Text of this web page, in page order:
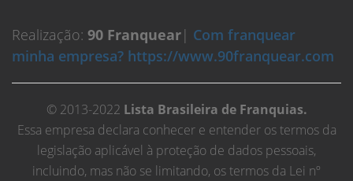
Realização: 90 Franquear| Com franquear
minha empresa? https://www.90franquear.com
© 2013-2022 Lista Brasileira de Franquias.
Essa empresa declara conhecer e entender os termos da
legislação aplicável à proteção de dados pessoais,
incluindo, mas não se limitando, os termos da Lei nº